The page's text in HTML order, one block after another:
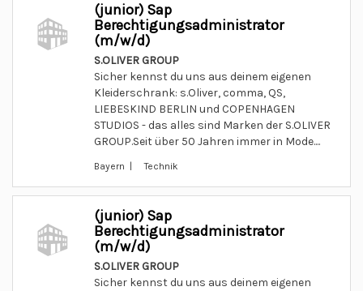
(junior) Sap
Berechtigungsadministrator
(m/w/d)
S.OLIVER GROUP
Sicher kennst du uns aus deinem eigenen
Kleiderschrank: s.Oliver, comma, QS,
LIEBESKIND BERLIN und COPENHAGEN
STUDIOS - das alles sind Marken der S.OLIVER
GROUP.Seit über 50 Jahren immer in Mode....
Bayern | Technik
(junior) Sap
Berechtigungsadministrator
(m/w/d)
S.OLIVER GROUP
Sicher kennst du uns aus deinem eigenen